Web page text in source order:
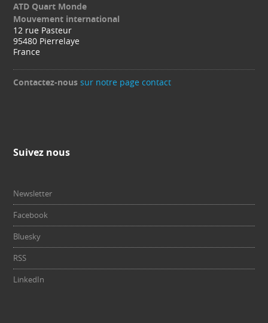
ATD Quart Monde
Mouvement international
12 rue Pasteur
95480 Pierrelaye
France
Contactez-nous sur notre page contact
Suivez nous
Newsletter
Facebook
Bluesky
RSS
LinkedIn